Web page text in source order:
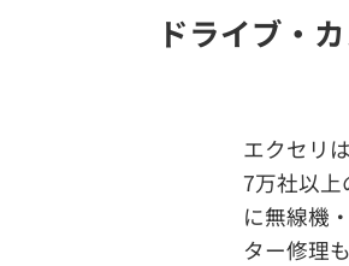
ドライブ・
エクセリ
7万社以上
に無線機
ター修理